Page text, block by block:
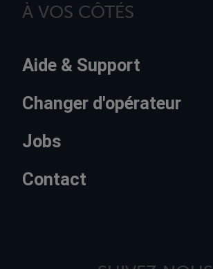
À VOS CÔTÉS
Aide & Support
Changer d'opérateur
Jobs
Contact